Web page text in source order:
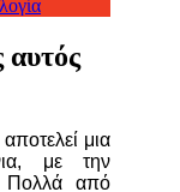
μια
με την
Πολλά από